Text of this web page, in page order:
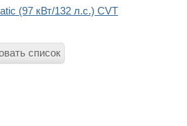
(97 кВт/132 л.с.) CVT
список